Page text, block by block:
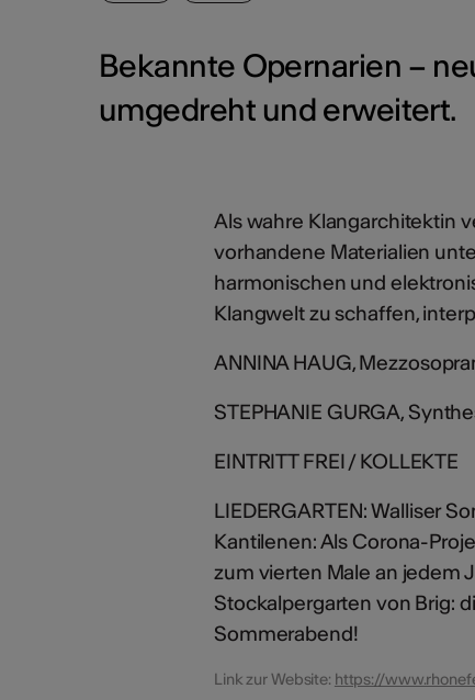
Bekannte Opernarien –
umgedreht und erweitert.
Als wahre Klangarchitektin
vorhandene Materialien
harmonischen und
Klangwelt zu schaffen,
ANNINA HAUG,
STEPHANIE GURGA,
EINTRITT FREI / KOLLEKTE
LIEDERGARTEN: Walliser
Kantilenen: Als Corona-
zum vierten Male an jedem
Stockalpergarten von Brig:
Sommerabend!
Link zur Website: https://